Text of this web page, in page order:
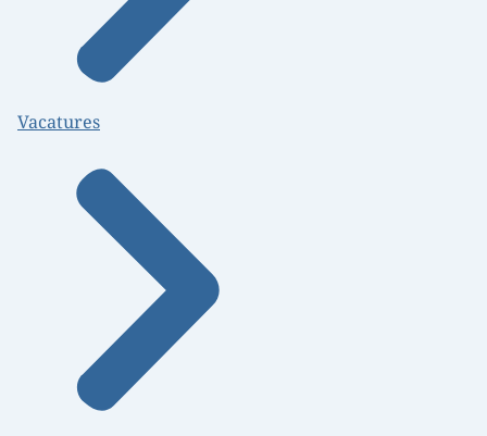
Vacatures